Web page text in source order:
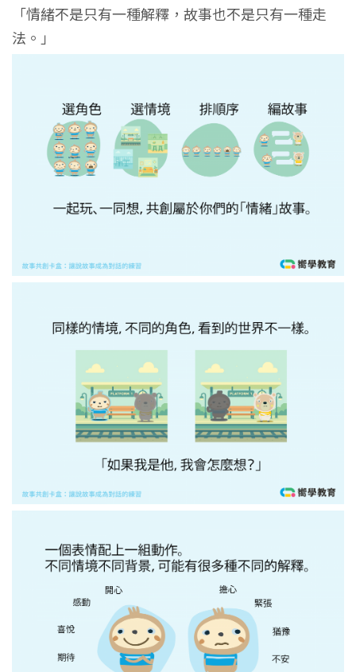
「情緒不是只有一種解釋，故事也不是只有一種走
法。」